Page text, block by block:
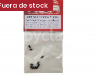
de stock